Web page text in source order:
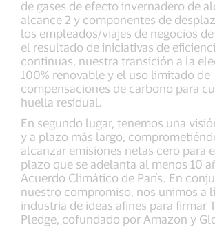
de gases de efecto invernadero de
alcance 2 y componentes de
los empleados/viajes de negocios
el resultado de iniciativas de
continuas, nuestra transición a la
100% renovable y el uso limitado de
compensaciones de carbono para
huella residual.
En segundo lugar, tenemos una
y a plazo más largo,
alcanzar emisiones netas cero para
plazo que se adelanta al menos 10
Acuerdo Climático de París. En
nuestro compromiso, nos unimos a
industria de ideas afines para firmar
Pledge, cofundado por Amazon y